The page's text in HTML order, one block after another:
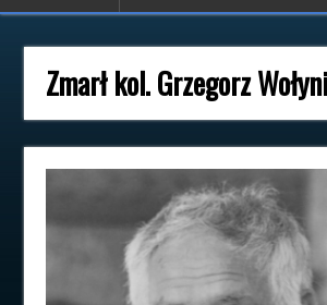
Zmarł kol. Grzegorz